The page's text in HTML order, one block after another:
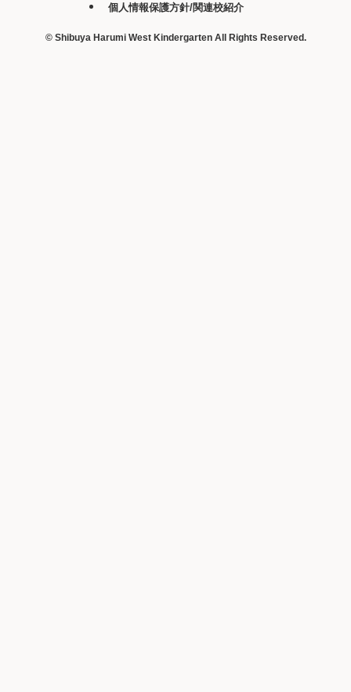
個人情報保護方針/関連校紹介
©Shibuya Harumi West Kindergarten All Rights Reserved.